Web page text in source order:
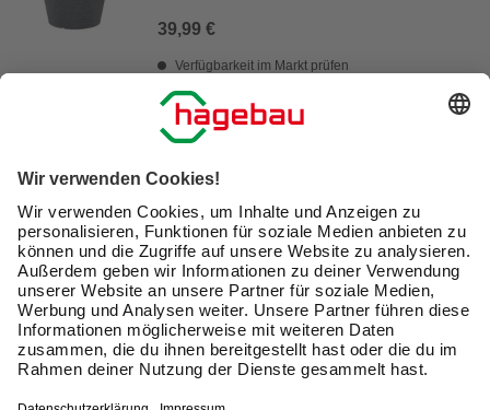
39,99 €
Verfügbarkeit im Markt prüfen
lieferbar
Zustellung 13.08. - 15.08.
Merken
SCHEURICH
Pflanzgefäß »WAVE GLOBE BOWL«, ØxH: 39,3 x
21 cm, schwarz
32,99 €
Verfügbarkeit im Markt prüfen
lieferbar
Zustellung 13.08. - 15.08.